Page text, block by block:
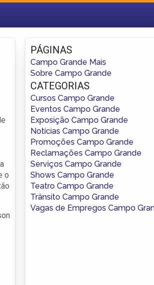
Fazer login
Criar conta
o
PÁGINAS
Campo Grande Mais
Sobre Campo Grande
CATEGORIAS
Cursos Campo Grande
Eventos Campo Grande
Exposição Campo Grande
Notícias Campo Grande
Promoções Campo Grande
Reclamações Campo Grande
Serviços Campo Grande
Shows Campo Grande
Teatro Campo Grande
Trânsito Campo Grande
Vagas de Empregos Campo